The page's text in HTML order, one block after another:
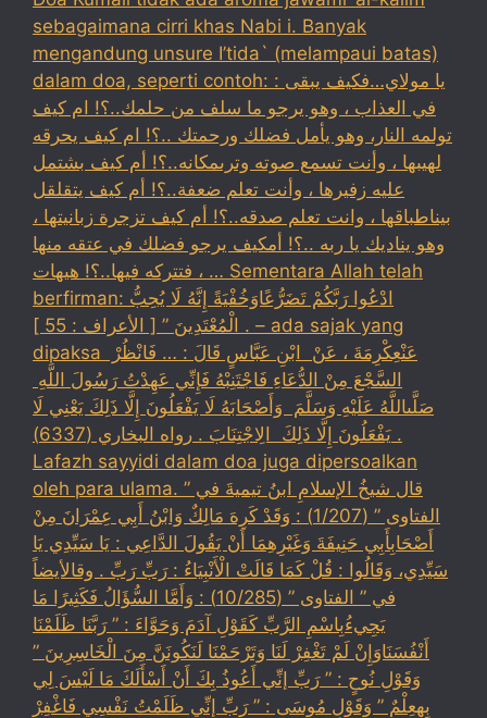
sebagaimana cirri khas Nabi i. Banyak
mengandung unsure I’tida` (melampaui batas)
dalam doa, seperti contoh: : يا مولاي…فكيف يبقى
في العذاب ، وهو يرجو ما سلف من حلمك..؟! ام كيف
تولمه النار، وهو يأمل فضلك ورحمتك ..؟! ام كيف يحرقه
لهيبها ، وأنت تسمع صوته وترىمكانه..؟! أم كيف بشتمل
عليه زفيرها ، وأنت تعلم ضعفة..؟! أم كيف يتقلقل
بيناطباقها ، وانت تعلم صدقه..؟! أم كيف تزجرة زبانيتها ،
وهو يناديك يا ربه ..؟! أمكيف يرجو فضلك في عتقه منها
، فتتركه فيها..؟! هيهات … Sementara Allah telah
berfirman: ادْعُوا رَبَّكُمْ تَضَرُّعًاوَخُفْيَةً إِنَّهُ لَا يُحِبُّ
الْمُعْتَدِينَ ” [ الأعراف : 55 ] . – ada sajak yang
dipaksa ‏عَنْ‏‏عِكْرِمَةَ ‏، ‏عَنْ ‏ ‏ابْنِ عَبَّاسٍ ‏‏قَالَ : … فَانْظُرْ ‏‏
السَّجْعَ ‏‏مِنْ الدُّعَاءِ فَاجْتَنِبْهُ فَإِنِّي عَهِدْتُ رَسُولَ اللَّهِ ‏
‏صَلَّىاللَّهُ عَلَيْهِ وَسَلَّمَ ‏ ‏وَأَصْحَابَهُ لَا يَفْعَلُونَ إِلَّا ذَلِكَ ‏‏يَعْنِي لَا
يَفْعَلُونَ إِلَّا ذَلِكَ ‏ ‏الِاجْتِنَابَ . رواه البخاري (6337) .
Lafazh sayyidi dalam doa juga dipersoalkan
oleh para ulama. قال شيخُ الإسلامِ ابنُ تيميةَ في ”
الفتاوى ” (1/207) : وَقَدْ كَرِهَ مَالِكٌ وَابْنُ أَبِي عِمْرَانَ مِنْ
أَصْحَابِأَبِي حَنِيفَةَ وَغَيْرِهِمَا أَنْ يَقُولَ الدَّاعِي : يَا سَيِّدِي يَا
سَيِّدِي، وَقَالُوا : قُلْ كَمَا قَالَتْ الْأَنْبِيَاءُ : رَبِّ رَبِّ . وقالأيضاً
في ” الفتاوى ” (10/285) : وَأَمَّا السُّؤَالُ فَكَثِيرًا مَا
يَجِيءُبِاسْمِ الرَّبِّ كَقَوْلِ آدَمَ وَحَوَّاءَ : ” رَبَّنَا ظَلَمْنَا
أَنْفُسَنَاوَإِنْ لَمْ تَغْفِرْ لَنَا وَتَرْحَمْنَا لَنَكُونَنَّ مِنَ الْخَاسِرِينَ ”
وَقَوْلِ نُوحٍ : ” رَبِّ إنِّي أَعُوذُ بِكَ أَنْ أَسْأَلَكَ مَا لَيْسَ لِي
بِهِعِلْمٌ ” وَقَوْلِ مُوسَى : ” رَبِّ إنِّي ظَلَمْتُ نَفْسِي فَاغْفِرْ